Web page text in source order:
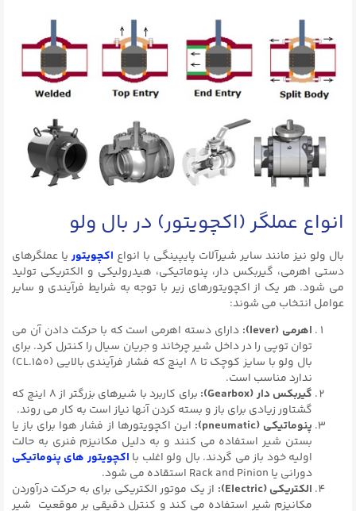
انواع عملگر (اکچویتور) در بال ولو
بال ولو نیز مانند سایر شیرآلات پایپینگی با انواع اکچویتور یا عملگرهای
دستی اهرمی، گیربکس دار، پنوماتیکی، هیدرولیکی و الکتریکی تولید
می شود. هر یک از اکچویتورهای زیر با توجه به شرایط فرآیندی و سایر
عوامل انتخاب می شوند:
اهرمی (lever):
دارای دسته اهرمی است که با حرکت دادن آن می
توان توپی را در داخل شیر چرخاند و جریان سیال را کنترل کرد. برای
بال ولو با سایز کوچک تا ۸ اینچ که فشار فرآیندی بالایی (CL.۱۵۰)
ندارد مناسب است.
گیربکس دار (Gearbox):
برای کاربرد با شیرهای بزرگتر از ۸ اینچ که
گشتاور زیادی برای باز و بسته کردن آنها نیاز است به کار می روند.
پنوماتیکی (pneumatic
): این اکچویتورها از فشار هوا برای باز یا
بستن شیر استفاده می کنند و به دلیل مکانیزم فنری به حالت
اولیه خود باز می گردند. بال ولو اغلب با اکچویتور های پنوماتیکی
دورانی یا Rack and Pinion استقاده می شود.
الکتریکی (Electric):
از یک موتور الکتریکی برای به حرکت درآوردن
مکانیزم شیر استفاده می کند و کنترل دقیقی بر موقعیت شیر